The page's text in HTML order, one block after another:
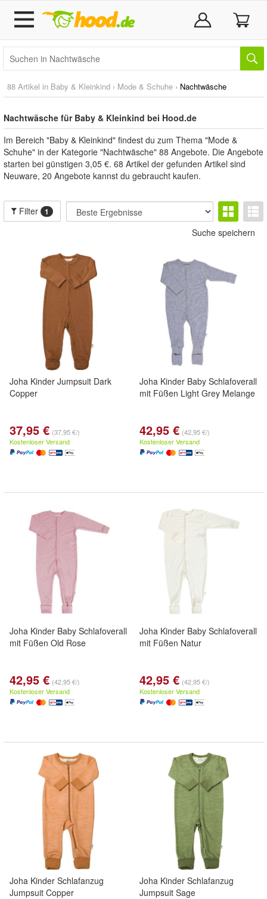
88 Artikel in Baby & Kleinkind › Mode & Schuhe › Nachtwäsche
Nachtwäsche für Baby & Kleinkind bei Hood.de
Im Bereich "Baby & Kleinkind" findest du zum Thema "Mode &
Schuhe" in der Kategorie "Nachtwäsche" 88 Angebote. Die Angebote
starten bei günstigen 3,05 €. 68 Artikel der gefunden Artikel sind
Neuware, 20 Angebote kannst du gebraucht kaufen.
Filter 1
Suche speichern
Joha Kinder Jumpsuit Dark
Copper
37,95 € (37,95 €/)
Kostenloser Versand
Joha Kinder Baby Schlafoverall
mit Füßen Light Grey Melange
42,95 € (42,95 €/)
Kostenloser Versand
Joha Kinder Baby Schlafoverall
mit Füßen Old Rose
42,95 € (42,95 €/)
Kostenloser Versand
Joha Kinder Baby Schlafoverall
mit Füßen Natur
42,95 € (42,95 €/)
Kostenloser Versand
Joha Kinder Schlafanzug
Jumpsuit Copper
Joha Kinder Schlafanzug
Jumpsuit Sage